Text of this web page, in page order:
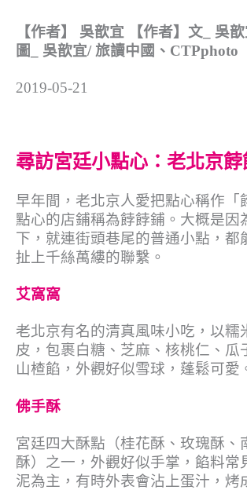
【作者】 吳歆宜 【作者】文_ 吳
圖_ 吳歆宜/ 旅讀中國、CTPphoto
2019-05-21
尋訪宮廷小點心：老北京餑
早年間，老北京人愛把點心稱作「
點心的店鋪稱為餑餑鋪。大概是因
下，就連街頭巷尾的普通小點，都
扯上千絲萬縷的聯繫。
艾窩窩
老北京有名的清真風味小吃，以糯
皮，包裹白糖、芝麻、核桃仁、瓜
山楂餡，外觀好似雪球，蓬鬆可愛
佛手酥
宮廷四大酥點（桂花酥、玫瑰酥、
酥）之一，外觀好似手掌，餡料常
泥為主，有時外表會沾上蛋汁，烤